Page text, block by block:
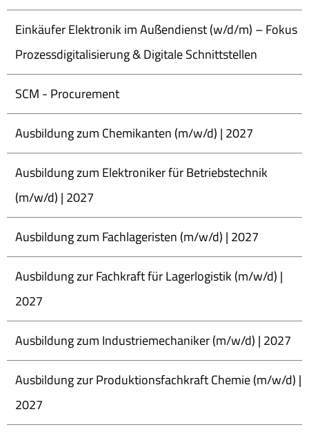
Einkäufer Elektronik im Außendienst (w/d/m) – Fokus
Prozessdigitalisierung & Digitale Schnittstellen
SCM - Procurement
Ausbildung zum Chemikanten (m/w/d) | 2027
Ausbildung zum Elektroniker für Betriebstechnik
(m/w/d) | 2027
Ausbildung zum Fachlageristen (m/w/d) | 2027
Ausbildung zur Fachkraft für Lagerlogistik (m/w/d) |
2027
Ausbildung zum Industriemechaniker (m/w/d) | 2027
Ausbildung zur Produktionsfachkraft Chemie (m/w/d) |
2027